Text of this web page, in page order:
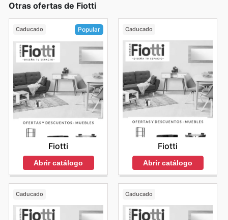
Otras ofertas de Fiotti
Caducado Popular
Fiotti
Abrir catálogo
Caducado
Fiotti
Abrir catálogo
Caducado Caducado